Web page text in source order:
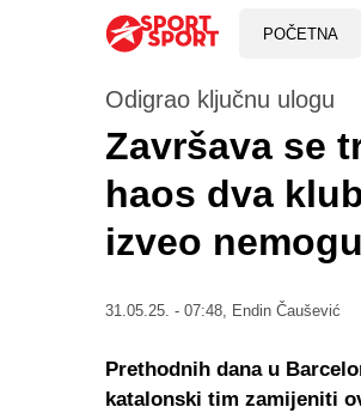
POČETNA
Odigrao ključnu ulogu
Završava se
haos dva
izveo
31.05.25. - 07:48, Endin Čaušević
Prethodnih dana u
katalonski tim zamijeniti